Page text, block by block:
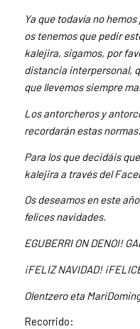
Ya que todavía no
os tenemos que pedir
kalejira, sigamos, por
distancia interpersonal,
que llevemos siempre
Los antorcheros y
recordarán estas normas.
Para los que decidáis
kalejira a través del
Os deseamos en este
felices navidades.
EGUBERRI ON DENOI!
¡FELIZ NAVIDAD!
Olentzero eta
Recorrido: